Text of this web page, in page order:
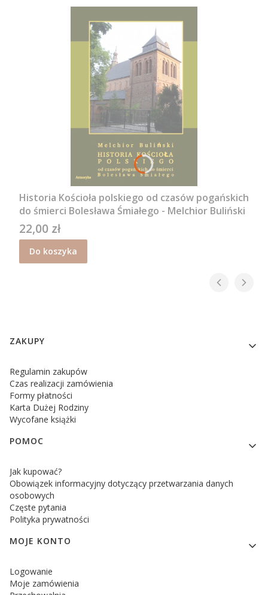
Historia Kościoła polskiego od czasów pogańskich
do śmierci Bolesława Śmiałego - Melchior Buliński
Cena
22,00 zł
Do koszyka
Linki w stopce
ZAKUPY
Regulamin zakupów
Czas realizacji zamówienia
Formy płatności
Karta Dużej Rodziny
Wycofane książki
POMOC
Jak kupować?
Obowiązek informacyjny dotyczący przetwarzania danych
osobowych
Częste pytania
Polityka prywatności
MOJE KONTO
Logowanie
Moje zamówienia